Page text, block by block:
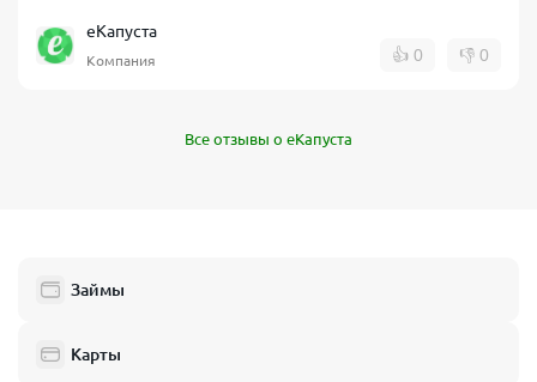
еКапуста
Компания 👍 0 👎 0
Все отзывы о еКапуста
Займы
Карты